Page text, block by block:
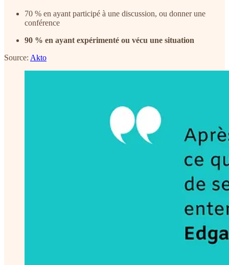
70 % en ayant participé à une discussion, ou donner une
conférence
90 % en ayant expérimenté ou vécu une situation
Source: Akto